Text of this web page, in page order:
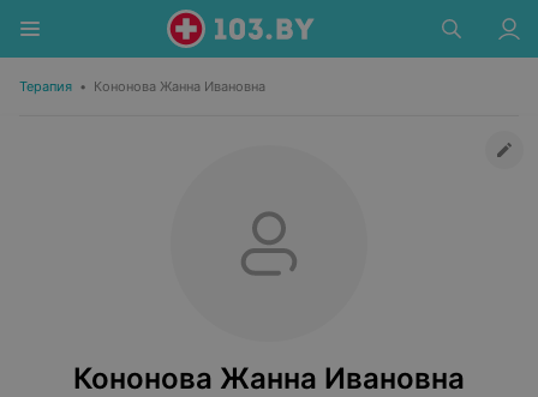
Терапия • Кононова Жанна Ивановна
Кононова Жанна Ивановна